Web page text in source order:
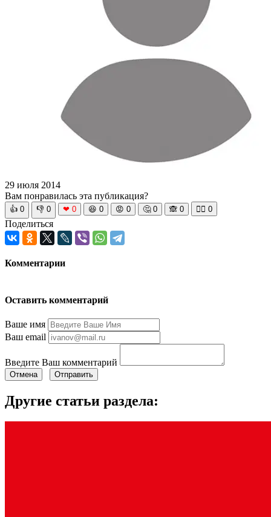
29 июля 2014
Вам понравилась эта публикация?
👍 0 👎 0 ❤ 0 😆 0 😡 0 🤔 0 🙈 0 🧘‍♀️ 0
Поделиться
Комментарии
Оставить комментарий
Ваше имя
Ваш email
Введите Ваш комментарий
Отмена Отправить
Другие статьи раздела: